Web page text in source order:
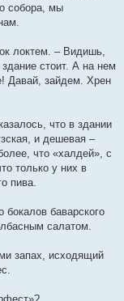
собора, мы
локтем. – Видишь,
стоит. А на нем
Давай, зайдем. Хрен
что в здании
и дешевая –
что «халдей», с
только у них в
пива.
бокалов баварского
салатом.
запах, исходящий